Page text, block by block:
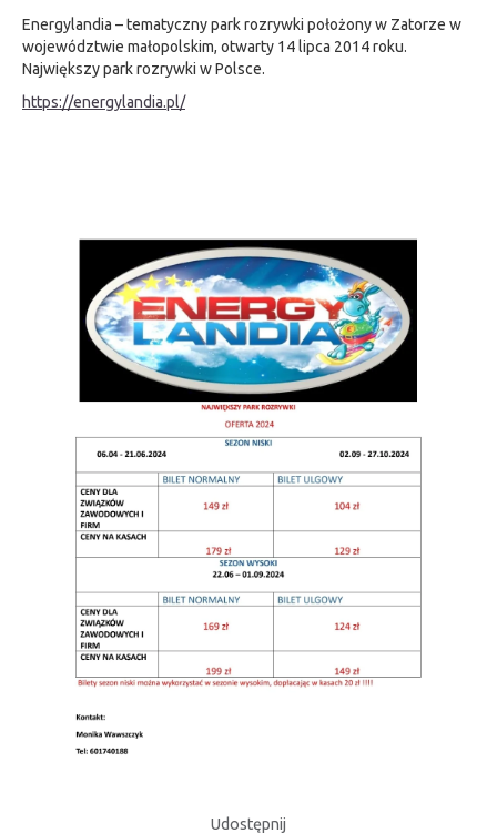
Energylandia – tematyczny park rozrywki położony w Zatorze w
województwie małopolskim, otwarty 14 lipca 2014 roku.
Największy park rozrywki w Polsce.
https://energylandia.pl/
Udostępnij